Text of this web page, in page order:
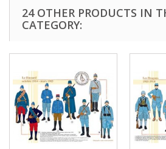
24 OTHER PRODUCTS IN
CATEGORY: